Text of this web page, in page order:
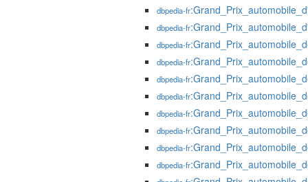
dbpedia-fr
dbpedia-fr
dbpedia-fr
dbpedia-fr
dbpedia-fr
dbpedia-fr
dbpedia-fr
dbpedia-fr
dbpedia-fr
dbpedia-fr